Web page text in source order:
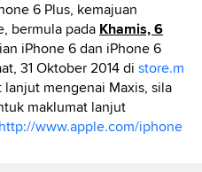
6 Plus, kemajuan
bermula pada Khamis, 6
iPhone 6 dan iPhone 6
31 Oktober 2014 di store.m
mengenai Maxis, sila
maklumat lanjut
http://www.apple.com/iphone